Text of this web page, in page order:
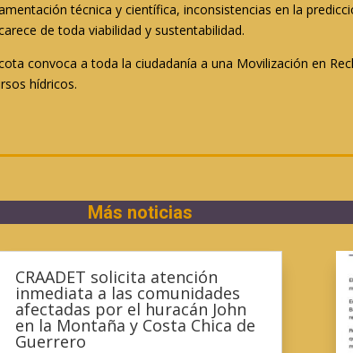
técnica y científica, inconsistencias en la
de toda viabilidad y sustentabilidad.
convoca a toda la ciudadanía a una Movilización en
hídricos.
Más noticias
CRAADET solicita atención
inmediata a las comunidades
afectadas por el huracán John
en la Montaña y Costa Chica de
Guerrero